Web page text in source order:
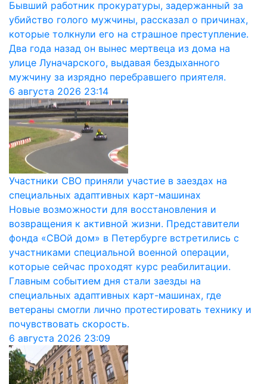
Бывший работник прокуратуры, задержанный за
убийство голого мужчины, рассказал о причинах,
которые толкнули его на страшное преступление.
Два года назад он вынес мертвеца из дома на
улице Луначарского, выдавая бездыханного
мужчину за изрядно перебравшего приятеля.
6 августа 2026 23:14
Участники СВО приняли участие в заездах на
специальных адаптивных карт-машинах
Новые возможности для восстановления и
возвращения к активной жизни. Представители
фонда «СВОй дом» в Петербурге встретились с
участниками специальной военной операции,
которые сейчас проходят курс реабилитации.
Главным событием дня стали заезды на
специальных адаптивных карт-машинах, где
ветераны смогли лично протестировать технику и
почувствовать скорость.
6 августа 2026 23:09